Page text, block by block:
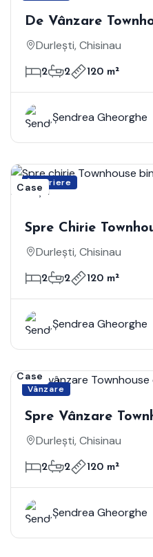
De Vânzare
Nivele - Durlești
Durlești, Chisinau
2 2 120 m²
Șendrea Gheorghe
Închiriere
Case
Spre Chirie
Cu 2 Nivele -
Durlești, Chisinau
2 2 120 m²
Șendrea Gheorghe
Vânzare
Case
Spre Vânzare
Durlești
Durlești, Chisinau
2 2 120 m²
Șendrea Gheorghe